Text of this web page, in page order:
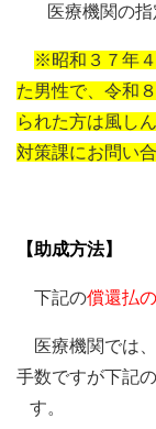
医療機関の指
※昭和３７年
た男性で、令和
られた方は風し
対策課にお問い
【助成方法】
下記の償還払
医療機関では
手数ですが下記
す。